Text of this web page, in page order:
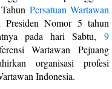
TahunPersatuan Wartawan
Presiden Nomor 5 tahun
pada hari Sabtu, 9
Wartawan Pejuang
organisasi profesi
Indonesia.